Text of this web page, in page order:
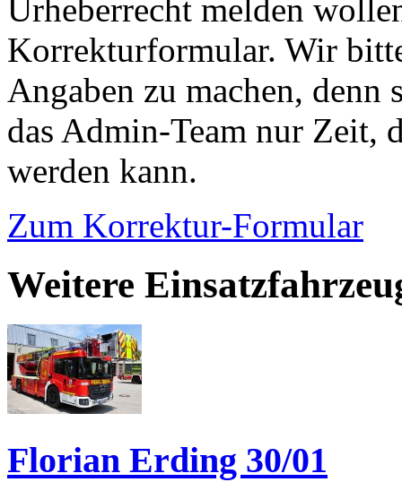
Urheberrecht melden
Korrekturformular. Wir
Angaben zu machen,
das Admin-Team nur Zeit,
werden kann.
Zum Korrektur-Formular
Weitere
Florian Erding 30/01